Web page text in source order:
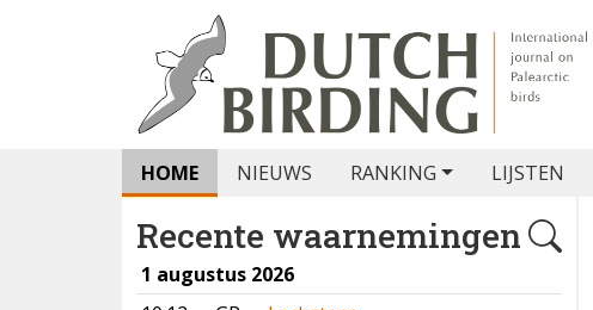
HOME NIEUWS RANKING LIJSTEN
Recente waarnemingen
1 augustus 2026